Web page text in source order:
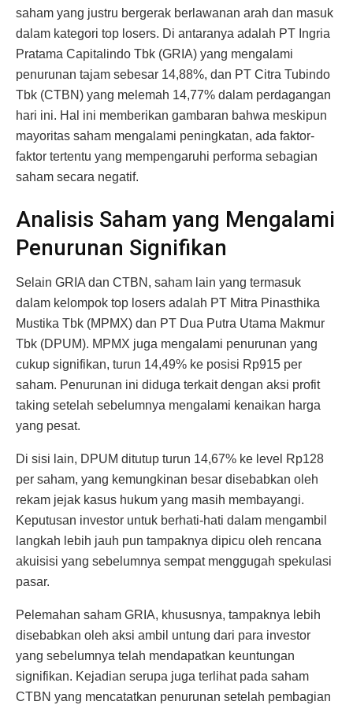
saham yang justru bergerak berlawanan arah dan masuk
dalam kategori top losers. Di antaranya adalah PT Ingria
Pratama Capitalindo Tbk (GRIA) yang mengalami
penurunan tajam sebesar 14,88%, dan PT Citra Tubindo
Tbk (CTBN) yang melemah 14,77% dalam perdagangan
hari ini. Hal ini memberikan gambaran bahwa meskipun
mayoritas saham mengalami peningkatan, ada faktor-
faktor tertentu yang mempengaruhi performa sebagian
saham secara negatif.
Analisis Saham yang Mengalami
Penurunan Signifikan
Selain GRIA dan CTBN, saham lain yang termasuk
dalam kelompok top losers adalah PT Mitra Pinasthika
Mustika Tbk (MPMX) dan PT Dua Putra Utama Makmur
Tbk (DPUM). MPMX juga mengalami penurunan yang
cukup signifikan, turun 14,49% ke posisi Rp915 per
saham. Penurunan ini diduga terkait dengan aksi profit
taking setelah sebelumnya mengalami kenaikan harga
yang pesat.
Di sisi lain, DPUM ditutup turun 14,67% ke level Rp128
per saham, yang kemungkinan besar disebabkan oleh
rekam jejak kasus hukum yang masih membayangi.
Keputusan investor untuk berhati-hati dalam mengambil
langkah lebih jauh pun tampaknya dipicu oleh rencana
akuisisi yang sebelumnya sempat menggugah spekulasi
pasar.
Pelemahan saham GRIA, khususnya, tampaknya lebih
disebabkan oleh aksi ambil untung dari para investor
yang sebelumnya telah mendapatkan keuntungan
signifikan. Kejadian serupa juga terlihat pada saham
CTBN yang mencatatkan penurunan setelah pembagian